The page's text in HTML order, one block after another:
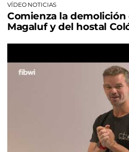
VÍDEO NOTICIAS
Comienza la demolición
Magaluf y del hostal